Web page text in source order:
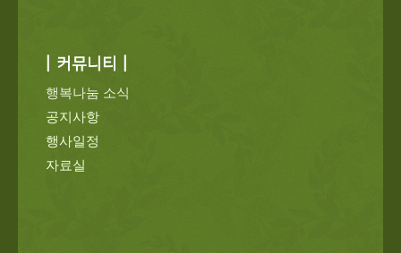
| 커뮤니티 |
행복나눔 소식
공지사항
행사일정
자료실